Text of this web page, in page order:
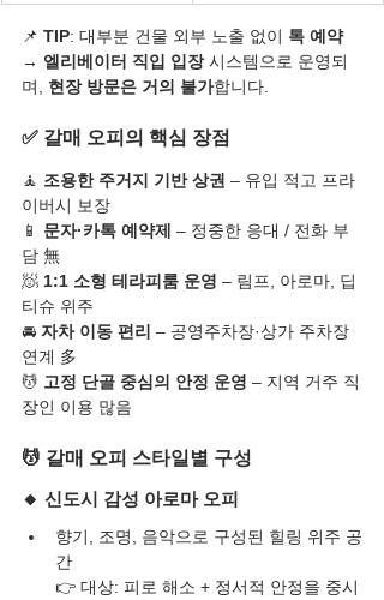
📌 TIP: 대부분 건물 외부 노출 없이 톡 예약
→ 엘리베이터 직입 입장 시스템으로 운영되
며, 현장 방문은 거의 불가합니다.
✅ 갈매 오피의 핵심 장점
🧘 조용한 주거지 기반 상권 – 유입 적고 프라
이버시 보장
📱 문자·카톡 예약제 – 정중한 응대 / 전화 부
담 無
🧖 1:1 소형 테라피룸 운영 – 림프, 아로마, 딥
티슈 위주
🚘 자차 이동 편리 – 공영주차장·상가 주차장
연계 多
💆 고정 단골 중심의 안정 운영 – 지역 거주 직
장인 이용 많음
💆 갈매 오피 스타일별 구성
🔸 신도시 감성 아로마 오피
향기, 조명, 음악으로 구성된 힐링 위주 공
간
👉 대상: 피로 해소 + 정서적 안정을 중시